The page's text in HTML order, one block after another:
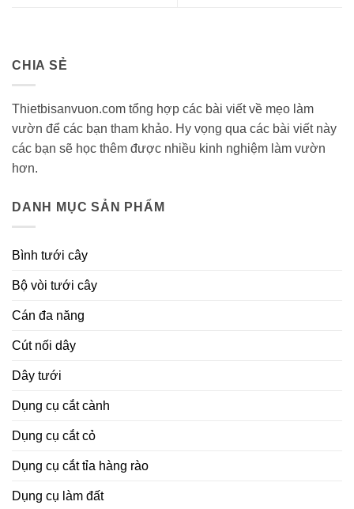
CHIA SẺ
Thietbisanvuon.com tổng hợp các bài viết về mẹo làm
vườn để các bạn tham khảo. Hy vọng qua các bài viết này
các bạn sẽ học thêm được nhiều kinh nghiệm làm vườn
hơn.
DANH MỤC SẢN PHẨM
Bình tưới cây
Bộ vòi tưới cây
Cán đa năng
Cút nối dây
Dây tưới
Dụng cụ cắt cành
Dụng cụ cắt cỏ
Dụng cụ cắt tỉa hàng rào
Dụng cụ làm đất